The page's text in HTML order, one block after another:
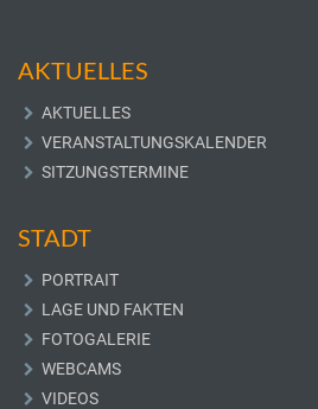
AKTUELLES
AKTUELLES
VERANSTALTUNGSKALENDER
SITZUNGSTERMINE
STADT
PORTRAIT
LAGE UND FAKTEN
FOTOGALERIE
WEBCAMS
VIDEOS